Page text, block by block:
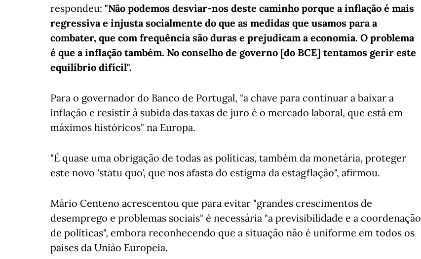
respondeu: "Não podemos desviar-nos deste caminho porque a inflação é mais
regressiva e injusta socialmente do que as medidas que usamos para a
combater, que com frequência são duras e prejudicam a economia. O problema
é que a inflação também. No conselho de governo [do BCE] tentamos gerir este
equilíbrio difícil".
Para o governador do Banco de Portugal, "a chave para continuar a baixar a
inflação e resistir à subida das taxas de juro é o mercado laboral, que está em
máximos históricos" na Europa.
"É quase uma obrigação de todas as políticas, também da monetária, proteger
este novo 'statu quo', que nos afasta do estigma da estagflação", afirmou.
Mário Centeno acrescentou que para evitar "grandes crescimentos de
desemprego e problemas sociais" é necessária "a previsibilidade e a coordenação
de políticas", embora reconhecendo que a situação não é uniforme em todos os
países da União Europeia.